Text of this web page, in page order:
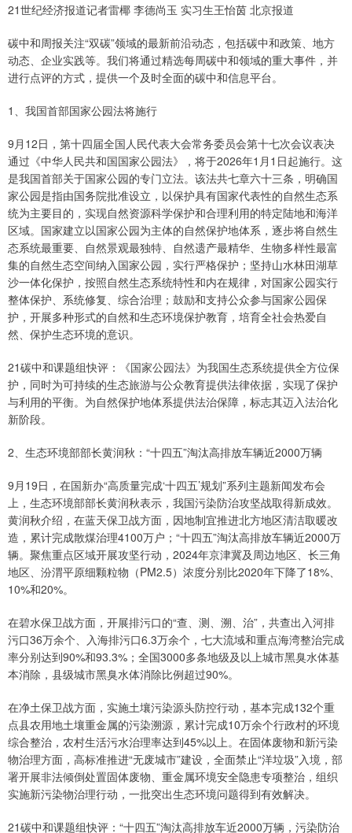
21世纪经济报道记者雷椰 李德尚玉 实习生王怡茵 北京报道
碳中和周报关注“双碳”领域的最新前沿动态，包括碳中和政策、地方
动态、企业实践等。我们将通过精选每周碳中和领域的重大事件，并
进行点评的方式，提供一个及时全面的碳中和信息平台。
1、我国首部国家公园法将施行
9月12日，第十四届全国人民代表大会常务委员会第十七次会议表决
通过《中华人民共和国国家公园法》，将于2026年1月1日起施行。这
是我国首部关于国家公园的专门立法。该法共七章六十三条，明确国
家公园是指由国务院批准设立，以保护具有国家代表性的自然生态系
统为主要目的，实现自然资源科学保护和合理利用的特定陆地和海洋
区域。国家建立以国家公园为主体的自然保护地体系，逐步将自然生
态系统最重要、自然景观最独特、自然遗产最精华、生物多样性最富
集的自然生态空间纳入国家公园，实行严格保护；坚持山水林田湖草
沙一体化保护，按照自然生态系统特性和内在规律，对国家公园实行
整体保护、系统修复、综合治理；鼓励和支持公众参与国家公园保
护，开展多种形式的自然和生态环境保护教育，培育全社会热爱自
然、保护生态环境的意识。
21碳中和课题组快评：《国家公园法》为我国生态系统提供全方位保
护，同时为可持续的生态旅游与公众教育提供法律依据，实现了保护
与利用的平衡。为自然保护地体系提供法治保障，标志其迈入法治化
新阶段。
2、生态环境部部长黄润秋：“十四五”淘汰高排放车辆近2000万辆
9月19日，在国新办“高质量完成‘十四五’规划”系列主题新闻发布会
上，生态环境部部长黄润秋表示，我国污染防治攻坚战取得新成效。
黄润秋介绍，在蓝天保卫战方面，因地制宜推进北方地区清洁取暖改
造，累计完成散煤治理4100万户；“十四五”淘汰高排放车辆近2000万
辆。聚焦重点区域开展攻坚行动，2024年京津冀及周边地区、长三角
地区、汾渭平原细颗粒物（PM2.5）浓度分别比2020年下降了18%、
10%和20%。
在碧水保卫战方面，开展排污口的“查、测、溯、治”，共查出入河排
污口36万余个、入海排污口6.3万余个，七大流域和重点海湾整治完成
率分别达到90%和93.3%；全国3000多条地级及以上城市黑臭水体基
本消除，县级城市黑臭水体消除比例超过90%。
在净土保卫战方面，实施土壤污染源头防控行动，基本完成132个重
点县农用地土壤重金属的污染溯源，累计完成10万余个行政村的环境
综合整治，农村生活污水治理率达到45%以上。在固体废物和新污染
物治理方面，高标准推进“无废城市”建设，全面禁止“洋垃圾”入境，部
署开展非法倾倒处置固体废物、重金属环境安全隐患专项整治，组织
实施新污染物治理行动，一批突出生态环境问题得到有效解决。
21碳中和课题组快评：“十四五”淘汰高排放车近2000万辆，污染防治